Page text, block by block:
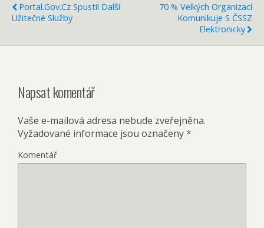
Portal.gov.cz Spustil Další
Užitečné Služby
70 % Velkých Organizací
Komunikuje S ČSSZ
Elektronicky
Napsat komentář
Vaše e-mailová adresa nebude zveřejněna.
Vyžadované informace jsou označeny*
Komentář